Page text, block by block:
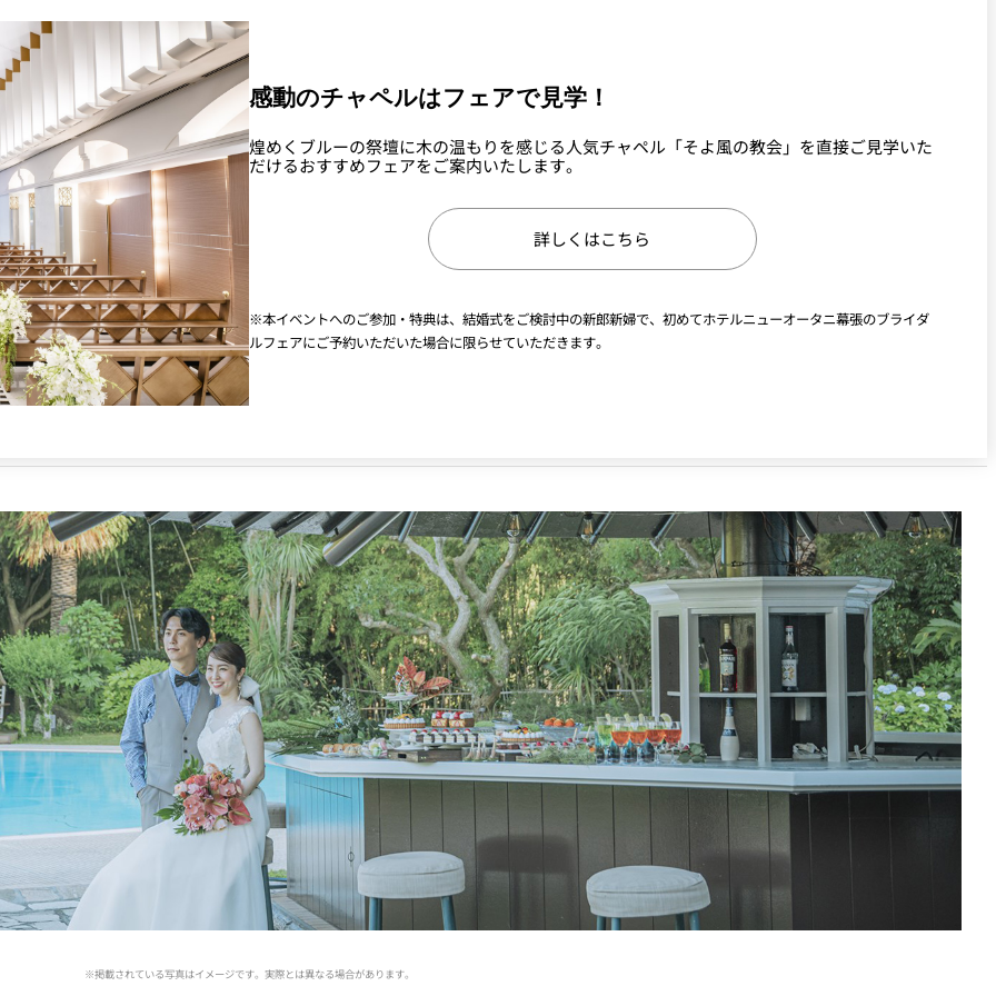
感動のチャペルはフェアで見学！
煌めくブルーの祭壇に木の温もりを感じる人気チャペル「そよ風の教会」を直接ご見学いた
だけるおすすめフェアをご案内いたします。
詳しくはこちら
※本イベントへのご参加・特典は、結婚式をご検討中の新郎新婦で、初めてホテルニューオータニ幕張のブライダ
ルフェアにご予約いただいた場合に限らせていただきます。
※掲載されている写真はイメージです。実際とは異なる場合があります。